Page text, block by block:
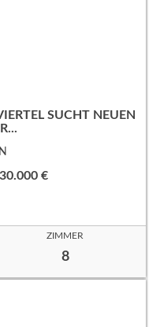
SUCHT NEUEN
€
ZIMMER
8